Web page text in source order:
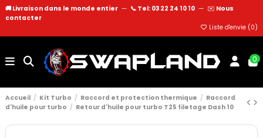
🚚 Livraison dans le monde entier — 📞 Tel: 03 22 24 10 10 — ✉️ Nous
contacter
Liste d'envie (0)
0
Accueil Kit Turbo Raccord et protection thermique
Raccord
d'huile pour turbo
Retour d'huile pour turbo T25 filetage Dash 10